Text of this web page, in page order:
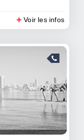
Voir les infos